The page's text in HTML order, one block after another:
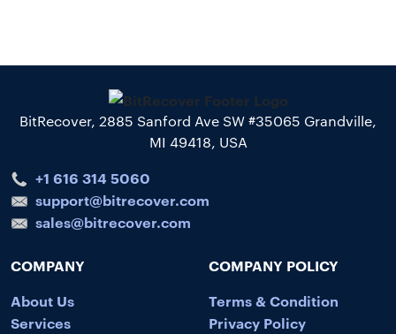
BitRecover, 2885 Sanford Ave SW #35065 Grandville,
MI 49418, USA
+1 616 314 5060
support@bitrecover.com
sales@bitrecover.com
COMPANY
About Us
Services
COMPANY POLICY
Terms & Condition
Privacy Policy